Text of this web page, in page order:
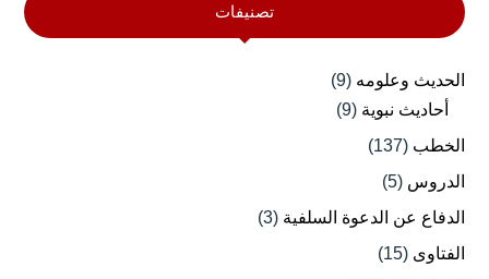
تصنيفات
الحديث وعلومه (9)
أحاديث نبوية (9)
الخطب (137)
الدروس (5)
الدفاع عن الدعوة السلفية (3)
الفتاوى (15)